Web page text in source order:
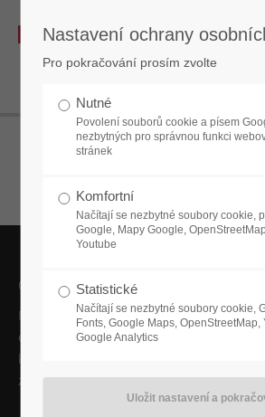
Od roku 1890
Naše jméno znamená inovativní řešení
elektronických zámkových systémů pro
kancelářský nábytek, kování a rozvaděče,
zabezpečení objektů sportovních a
Nastavení ochrany
Pro pokračování prosím zvolte
Nutné
Povolení souborů cookie a písem
nezbytných pro správnou funkci
stránek
Komfortní
Načítají se nezbytné soubory cookie,
Google, Mapy Google,
Youtube
Statistické
Načítají se nezbytné soubory cookie,
Fonts, Google Maps, OpenStreetMap,
Google Analytics